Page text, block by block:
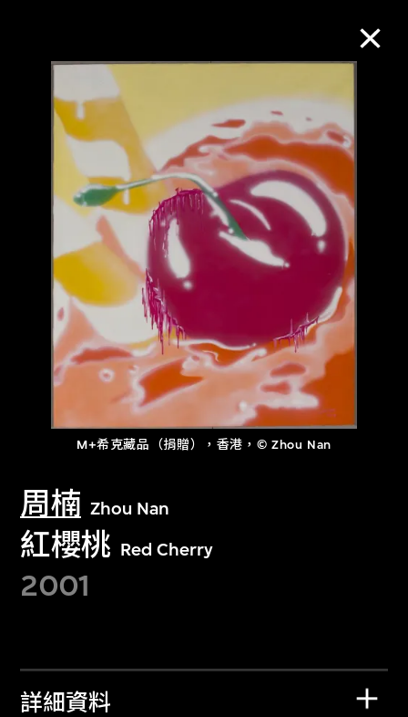
M+希克藏品（捐贈），香港，© Zhou Nan
周楠 Zhou Nan
紅櫻桃 Red Cherry
2001
詳細資料
M+藏品
進一步篩選 搜索
關於M+藏品
探索世界頂級的二十及二十一世紀視覺
文化藏品。